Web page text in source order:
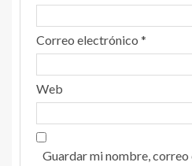
Correo electrónico *
Web
Guardar mi nombre,